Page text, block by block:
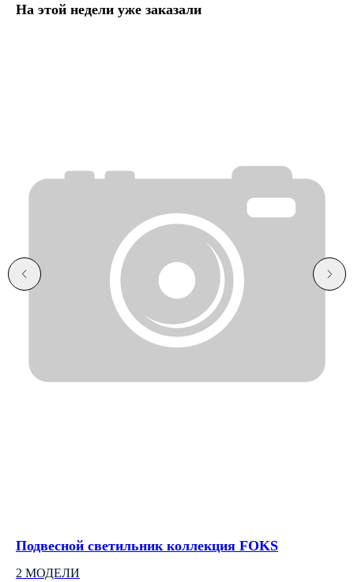
На этой недели уже заказали
Подвесной светильник коллекция FOKS
2 МОДЕЛИ